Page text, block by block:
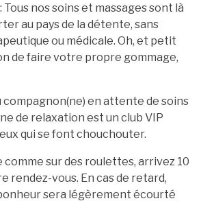
nos soins et massages sont là
au pays de la détente, sans
ou médicale. Oh, et petit
de faire votre propre gommage,
compagnon(ne) en attente de soins
de relaxation est un club VIP
qui se font chouchouter.
comme sur des roulettes, arrivez 10
rendez-vous. En cas de retard,
sera légèrement écourté